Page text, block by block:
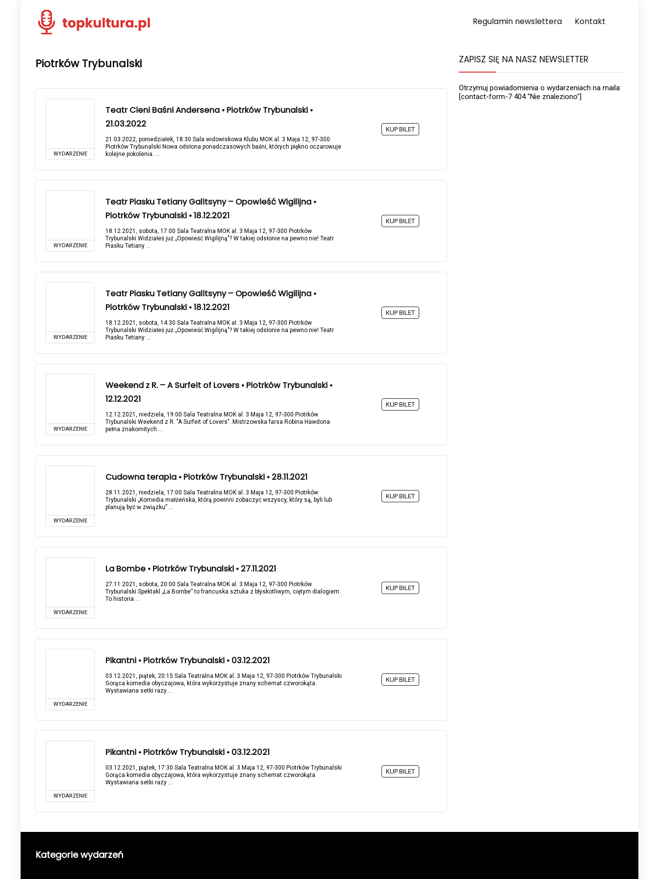
Regulamin newslettera Kontakt
Piotrków Trybunalski
WYDARZENIE
Teatr Cieni Baśni Andersena • Piotrków Trybunalski •
21.03.2022
21.03.2022, poniedziałek, 18:30 Sala widowiskowa Klubu MOK al. 3 Maja 12, 97-300
Piotrków Trybunalski Nowa odsłona ponadczasowych baśni, których piękno oczarowuje
kolejne pokolenia. ...
KUP BILET
WYDARZENIE
Teatr Piasku Tetiany Galitsyny – Opowieść Wigilijna •
Piotrków Trybunalski • 18.12.2021
18.12.2021, sobota, 17:00 Sala Teatralna MOK al. 3 Maja 12, 97-300 Piotrków
Trybunalski Widziałeś już „Opowieść Wigilijną"? W takiej odsłonie na pewno nie! Teatr
Piasku Tetiany ...
KUP BILET
WYDARZENIE
Teatr Piasku Tetiany Galitsyny – Opowieść Wigilijna •
Piotrków Trybunalski • 18.12.2021
18.12.2021, sobota, 14:30 Sala Teatralna MOK al. 3 Maja 12, 97-300 Piotrków
Trybunalski Widziałeś już „Opowieść Wigilijną"? W takiej odsłonie na pewno nie! Teatr
Piasku Tetiany ...
KUP BILET
WYDARZENIE
Weekend z R. – A Surfeit of Lovers • Piotrków Trybunalski •
12.12.2021
12.12.2021, niedziela, 19:00 Sala Teatralna MOK al. 3 Maja 12, 97-300 Piotrków
Trybunalski Weekend z R. "A Surfeit of Lovers". Mistrzowska farsa Robina Hawdona
pełna znakomitych ...
KUP BILET
WYDARZENIE
Cudowna terapia • Piotrków Trybunalski • 28.11.2021
28.11.2021, niedziela, 17:00 Sala Teatralna MOK al. 3 Maja 12, 97-300 Piotrków
Trybunalski „Komedia małżeńska, którą powinni zobaczyć wszyscy, który są, byli lub
planują być w związku” ...
KUP BILET
WYDARZENIE
La Bombe • Piotrków Trybunalski • 27.11.2021
27.11.2021, sobota, 20:00 Sala Teatralna MOK al. 3 Maja 12, 97-300 Piotrków
Trybunalski Spektakl „La Bombe” to francuska sztuka z błyskotliwym, ciętym dialogiem.
To historia ...
KUP BILET
WYDARZENIE
Pikantni • Piotrków Trybunalski • 03.12.2021
03.12.2021, piątek, 20:15 Sala Teatralna MOK al. 3 Maja 12, 97-300 Piotrków Trybunalski
Gorąca komedia obyczajowa, która wykorzystuje znany schemat czworokąta.
Wystawiana setki razy ...
KUP BILET
WYDARZENIE
Pikantni • Piotrków Trybunalski • 03.12.2021
03.12.2021, piątek, 17:30 Sala Teatralna MOK al. 3 Maja 12, 97-300 Piotrków Trybunalski
Gorąca komedia obyczajowa, która wykorzystuje znany schemat czworokąta.
Wystawiana setki razy ...
KUP BILET
ZAPISZ SIĘ NA NASZ NEWSLETTER
Otrzymuj powiadomienia o wydarzeniach na maila:
[contact-form-7 404 "Nie znaleziono"]
Kategorie wydarzeń